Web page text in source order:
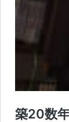
築20数